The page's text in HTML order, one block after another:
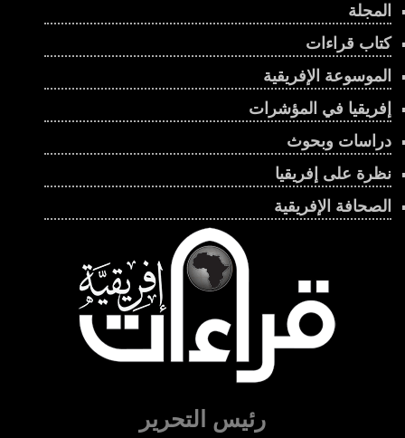
المجلة
كتاب قراءات
الموسوعة الإفريقية
إفريقيا في المؤشرات
دراسات وبحوث
نظرة على إفريقيا
الصحافة الإفريقية
رئيس التحرير